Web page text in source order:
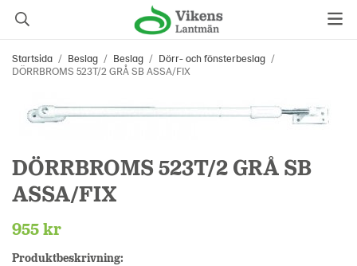
Startsida / Beslag / Beslag / Dörr- och fönsterbeslag /
DÖRRBROMS 523T/2 GRÅ SB ASSA/FIX
DÖRRBROMS 523T/2 GRÅ SB
ASSA/FIX
955 kr
Produktbeskrivning: